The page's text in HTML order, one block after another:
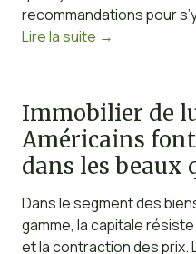
recommandations pour
Lire la suite →
Immobilier de
Américains
dans les beaux
Dans le segment des
gamme, la capitale
et la contraction des